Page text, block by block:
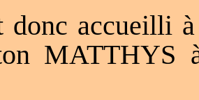
donc accueilli
MATTHYS